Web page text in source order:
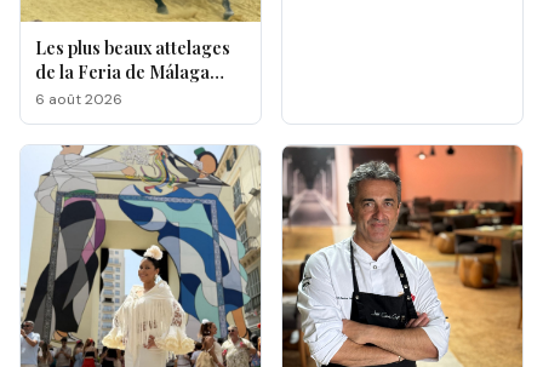
Les plus beaux attelages
de la Feria de Málaga
s'affrontent à La
Malagueta
6 août 2026